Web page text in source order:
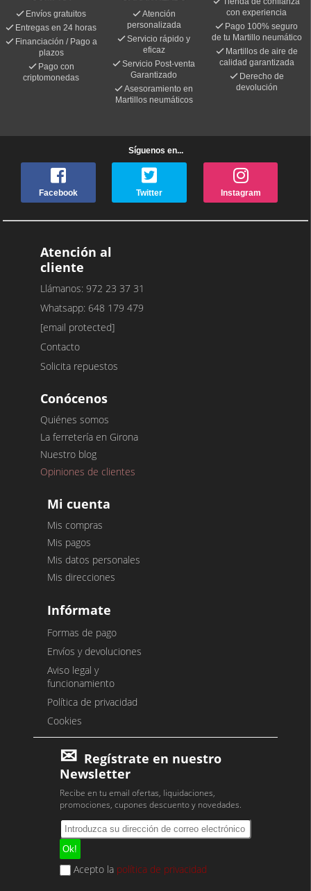
Envíos gratuitos
Entregas en 24 horas
Financiación / Pago a
plazos
Pago con
criptomonedas
Atención
personalizada
Servicio rápido y
eficaz
Servicio Post-venta
Garantizado
Asesoramiento en
Martillos neumáticos
con experiencia
Pago 100% seguro
de tu Martillo neumático
Martillos de aire de
calidad garantizada
Derecho de
devolución
Síguenos en...
Facebook Twitter Instagram
Atención al
cliente
Llámanos: 972 23 37 31
Whatsapp: 648 179 479
[email protected]
Contacto
Solicita repuestos
Conócenos
Quiénes somos
La ferretería en Girona
Nuestro blog
Opiniones de clientes
Mi cuenta
Mis compras
Mis pagos
Mis datos personales
Mis direcciones
Infórmate
Formas de pago
Envíos y devoluciones
Aviso legal y
funcionamiento
Política de privacidad
Cookies
Regístrate en nuestro
Newsletter
Recibe en tu email ofertas, liquidaciones,
promociones, cupones descuento y novedades.
Acepto la política de privacidad